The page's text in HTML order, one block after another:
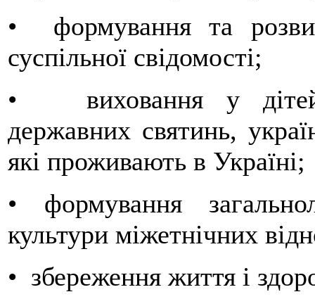
• формування та
суспільної свідомості;
• виховання у дітей
державних святинь,
які проживають в Україні;
• формування
культури міжетнічних
• збереження життя і